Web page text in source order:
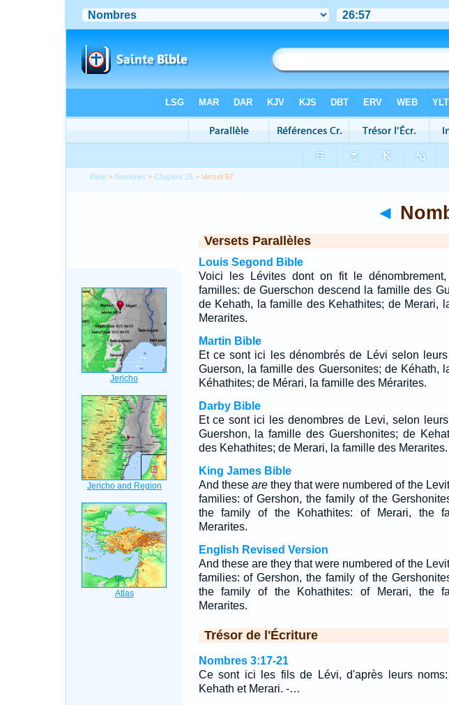
Bible > Nombres >Chapitre 26 > Verset 57
◄
Versets Parallèles
Louis Segond Bible
Voici les Lévites dont on fit le
familles: de Guerschon descend la famille des
de Kehath, la famille des Kehathites; de Merari,
Merarites.
Martin Bible
Et ce sont ici les dénombrés de Lévi selon
Guerson, la famille des Guersonites; de Kéhath,
Kéhathites; de Mérari, la famille des Mérarites.
Darby Bible
Et ce sont ici les denombres de Levi, selon
Guershon, la famille des Guershonites; de
des Kehathites; de Merari, la famille des Merarites.
King James Bible
And these arethey that were numbered of the
families: of Gershon, the family of the
the family of the Kohathites: of Merari, the
Merarites.
English Revised Version
And these are they that were numbered of the
families: of Gershon, the family of the
the family of the Kohathites: of Merari, the
Merarites.
Trésor de l'Écriture
Nombres 3:17-21
Ce sont ici les fils de Lévi, d'après leurs noms:
Kehath et Merari. -…